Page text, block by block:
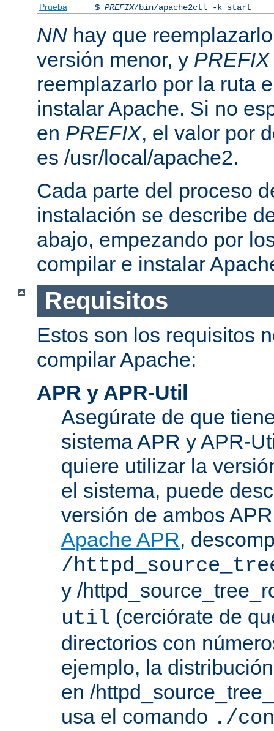
Prueba
$ PREFIX/bin/apache2ctl -k start
NN hay que
versión menor, y PREFIX
reemplazarlo por la ruta
instalar Apache. Si no
en PREFIX, el valor por
es /usr/local/apache2.
Cada parte del proceso
instalación se describe
abajo, empezando por
compilar e instalar
Requisitos
Estos son los requisitos
compilar Apache:
APR y APR-Util
Asegúrate de que
sistema APR y APR-
quiere utilizar la
el sistema, puede
versión de ambos
Apache APR,
/
y /
util (cerciórate de
directorios con
ejemplo, la
en /
usa el comando ./